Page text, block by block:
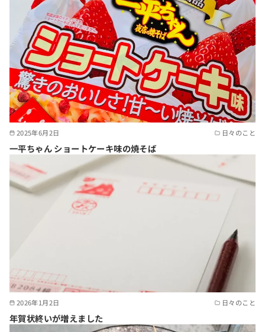
2025年6月2日 日々のこと
一平ちゃん ショートケーキ味の焼そば
2026年1月2日 日々のこと
年賀状終いが増えました